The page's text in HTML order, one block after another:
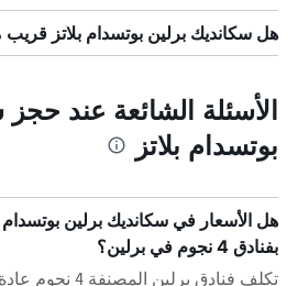
هل سكانديك برلين بوتسدام بلاتز
الأسئلة الشائعة عند
بوتسدام بلاتز
هل الأسعار في سكانديك برلين بوتسدام
بفنادق 4 نجوم في برلين؟